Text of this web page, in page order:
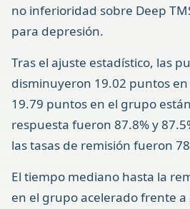
no inferioridad sobre Deep
para depresión.
Tras el ajuste estadístico, las
disminuyeron 19.02 puntos
19.79 puntos en el grupo
respuesta fueron 87.8% y
las tasas de remisión fueron
El tiempo mediano hasta la
en el grupo acelerado frente